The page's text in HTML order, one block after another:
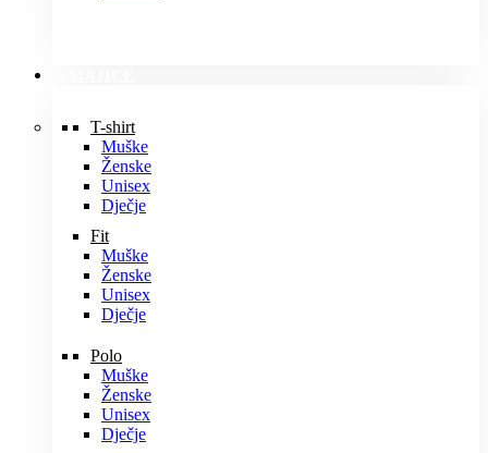
T-shirt
Muške
Ženske
Unisex
Dječje
Fit
Muške
Ženske
Unisex
Dječje
Polo
Muške
Ženske
Unisex
Dječje